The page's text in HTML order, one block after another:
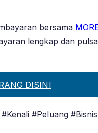
bersama
lengkap dan
DISINI
#Kenali #Peluang